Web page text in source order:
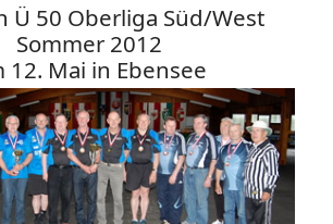
Ü 50 Oberliga Süd/West
Sommer 2012
12. Mai in Ebensee